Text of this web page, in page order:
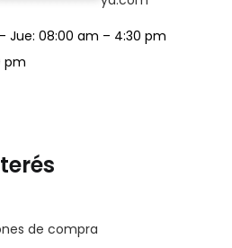
Jue: 08:00 am – 4:30 pm
pm
de compra